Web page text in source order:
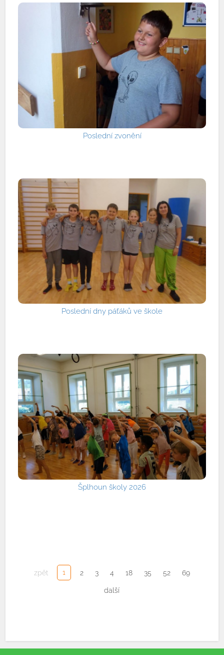
Poslední zvonění
Poslední dny páťáků ve škole
Šplhoun školy 2026
zpět 1 2 3 4 18 35 52 69
další